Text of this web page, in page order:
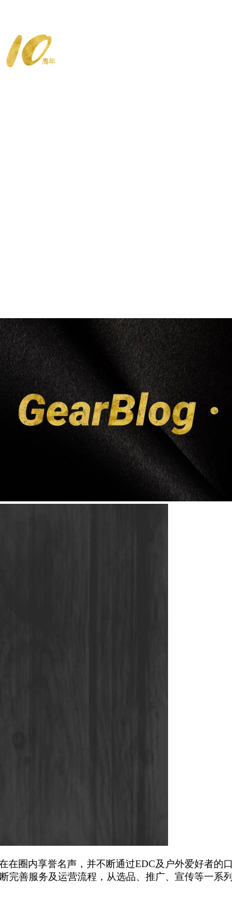
圈内享誉名声，并不断通过EDC及户外爱好者的
完善服务及运营流程，从选品、推广、宣传等一系